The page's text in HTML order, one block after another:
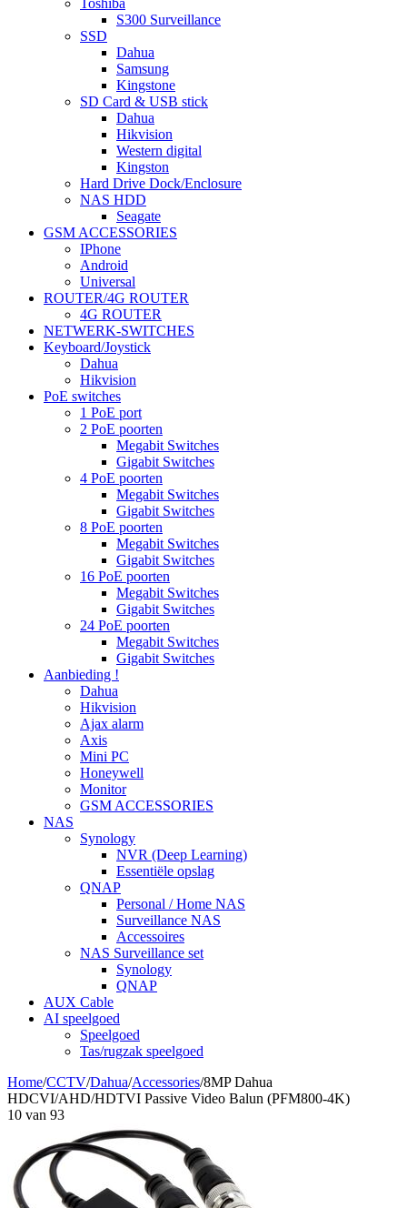
Toshiba
S300 Surveillance
SSD
Dahua
Samsung
Kingstone
SD Card & USB stick
Dahua
Hikvision
Western digital
Kingston
Hard Drive Dock/Enclosure
NAS HDD
Seagate
GSM ACCESSORIES
IPhone
Android
Universal
ROUTER/4G ROUTER
4G ROUTER
NETWERK-SWITCHES
Keyboard/Joystick
Dahua
Hikvision
PoE switches
1 PoE port
2 PoE poorten
Megabit Switches
Gigabit Switches
4 PoE poorten
Megabit Switches
Gigabit Switches
8 PoE poorten
Megabit Switches
Gigabit Switches
16 PoE poorten
Megabit Switches
Gigabit Switches
24 PoE poorten
Megabit Switches
Gigabit Switches
Aanbieding !
Dahua
Hikvision
Ajax alarm
Axis
Mini PC
Honeywell
Monitor
GSM ACCESSORIES
NAS
Synology
NVR (Deep Learning)
Essentiële opslag
QNAP
Personal / Home NAS
Surveillance NAS
Accessoires
NAS Surveillance set
Synology
QNAP
AUX Cable
AI speelgoed
Speelgoed
Tas/rugzak speelgoed
Home/CCTV/Dahua/Accessories/8MP Dahua
HDCVI/AHD/HDTVI Passive Video Balun (PFM800-4K)
10 van 93